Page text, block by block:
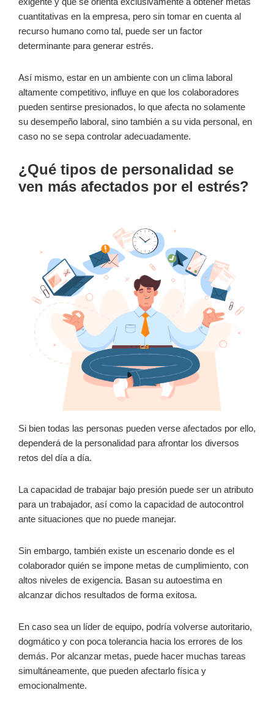
cuantitativas en la empresa, pero sin tomar en cuenta al
recurso humano como tal, puede ser un factor
determinante para generar estrés.
Así mismo, estar en un ambiente con un clima laboral
altamente competitivo, influye en que los colaboradores
pueden sentirse presionados, lo que afecta no solamente
su desempeño laboral, sino también a su vida personal, en
caso no se sepa controlar adecuadamente.
¿Qué tipos de personalidad se
ven más afectados por el estrés?
Si bien todas las personas pueden verse afectados por ello,
dependerá de la personalidad para afrontar los diversos
retos del día a día.
La capacidad de trabajar bajo presión puede ser un atributo
para un trabajador, así como la capacidad de autocontrol
ante situaciones que no puede manejar.
Sin embargo, también existe un escenario donde es el
colaborador quién se impone metas de cumplimiento, con
altos niveles de exigencia. Basan su autoestima en
alcanzar dichos resultados de forma exitosa.
En caso sea un líder de equipo, podría volverse autoritario,
dogmático y con poca tolerancia hacia los errores de los
demás. Por alcanzar metas, puede hacer muchas tareas
simultáneamente, que pueden afectarlo física y
emocionalmente.